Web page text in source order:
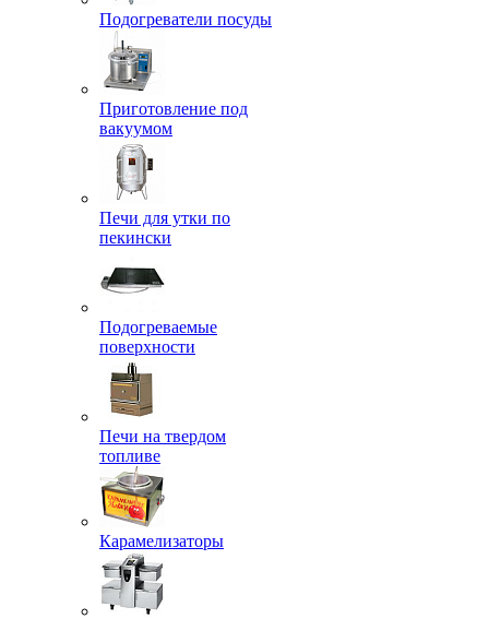
Подогреватели посуды
Приготовление под
вакуумом
Печи для утки по
пекински
Подогреваемые
поверхности
Печи на твердом
топливе
Карамелизаторы